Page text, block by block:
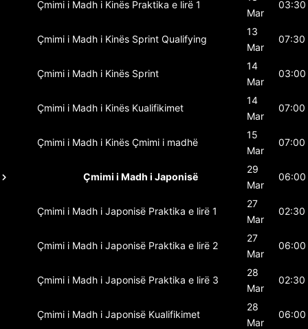
Çmimi i Madh i Kinës Praktika e lirë 1
Mar
03:30
Çmimi i Madh i Kinës Sprint Qualifying
13
Mar
07:30
Çmimi i Madh i Kinës Sprint
14
Mar
03:00
Çmimi i Madh i Kinës Kualifikimet
14
Mar
07:00
Çmimi i Madh i Kinës Çmimi i madhë
15
Mar
07:00
Çmimi i Madh i Japonisë
29
Mar
06:00
Çmimi i Madh i Japonisë Praktika e lirë 1
27
Mar
02:30
Çmimi i Madh i Japonisë Praktika e lirë 2
27
Mar
06:00
Çmimi i Madh i Japonisë Praktika e lirë 3
28
Mar
02:30
Çmimi i Madh i Japonisë Kualifikimet
28
Mar
06:00